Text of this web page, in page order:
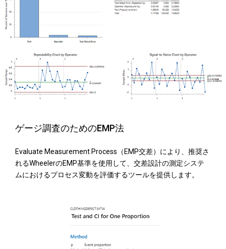
ゲージ調査のためのEMP法
Evaluate Measurement Process（EMP交差）により、推奨さ
れるWheelerのEMP基準を使用して、交差設計の測定システ
ムにおけるプロセス変動を評価するツールを提供します。